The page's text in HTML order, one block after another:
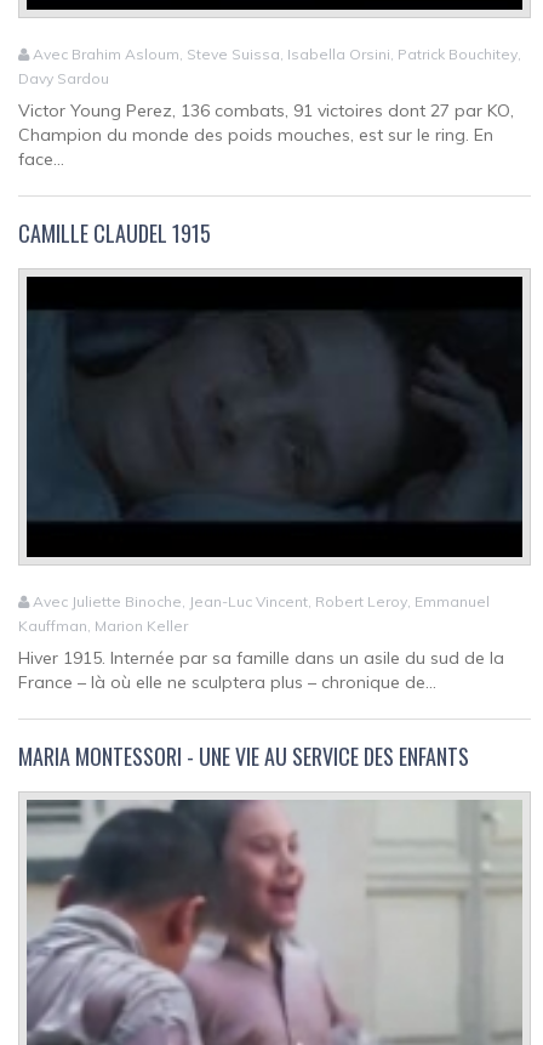
Avec Brahim Asloum, Steve Suissa, Isabella Orsini, Patrick Bouchitey,
Davy Sardou
Victor Young Perez, 136 combats, 91 victoires dont 27 par KO,
Champion du monde des poids mouches, est sur le ring. En
face...
CAMILLE CLAUDEL 1915
Avec Juliette Binoche, Jean-Luc Vincent, Robert Leroy, Emmanuel
Kauffman, Marion Keller
Hiver 1915. Internée par sa famille dans un asile du sud de la
France – là où elle ne sculptera plus – chronique de...
MARIA MONTESSORI - UNE VIE AU SERVICE DES ENFANTS